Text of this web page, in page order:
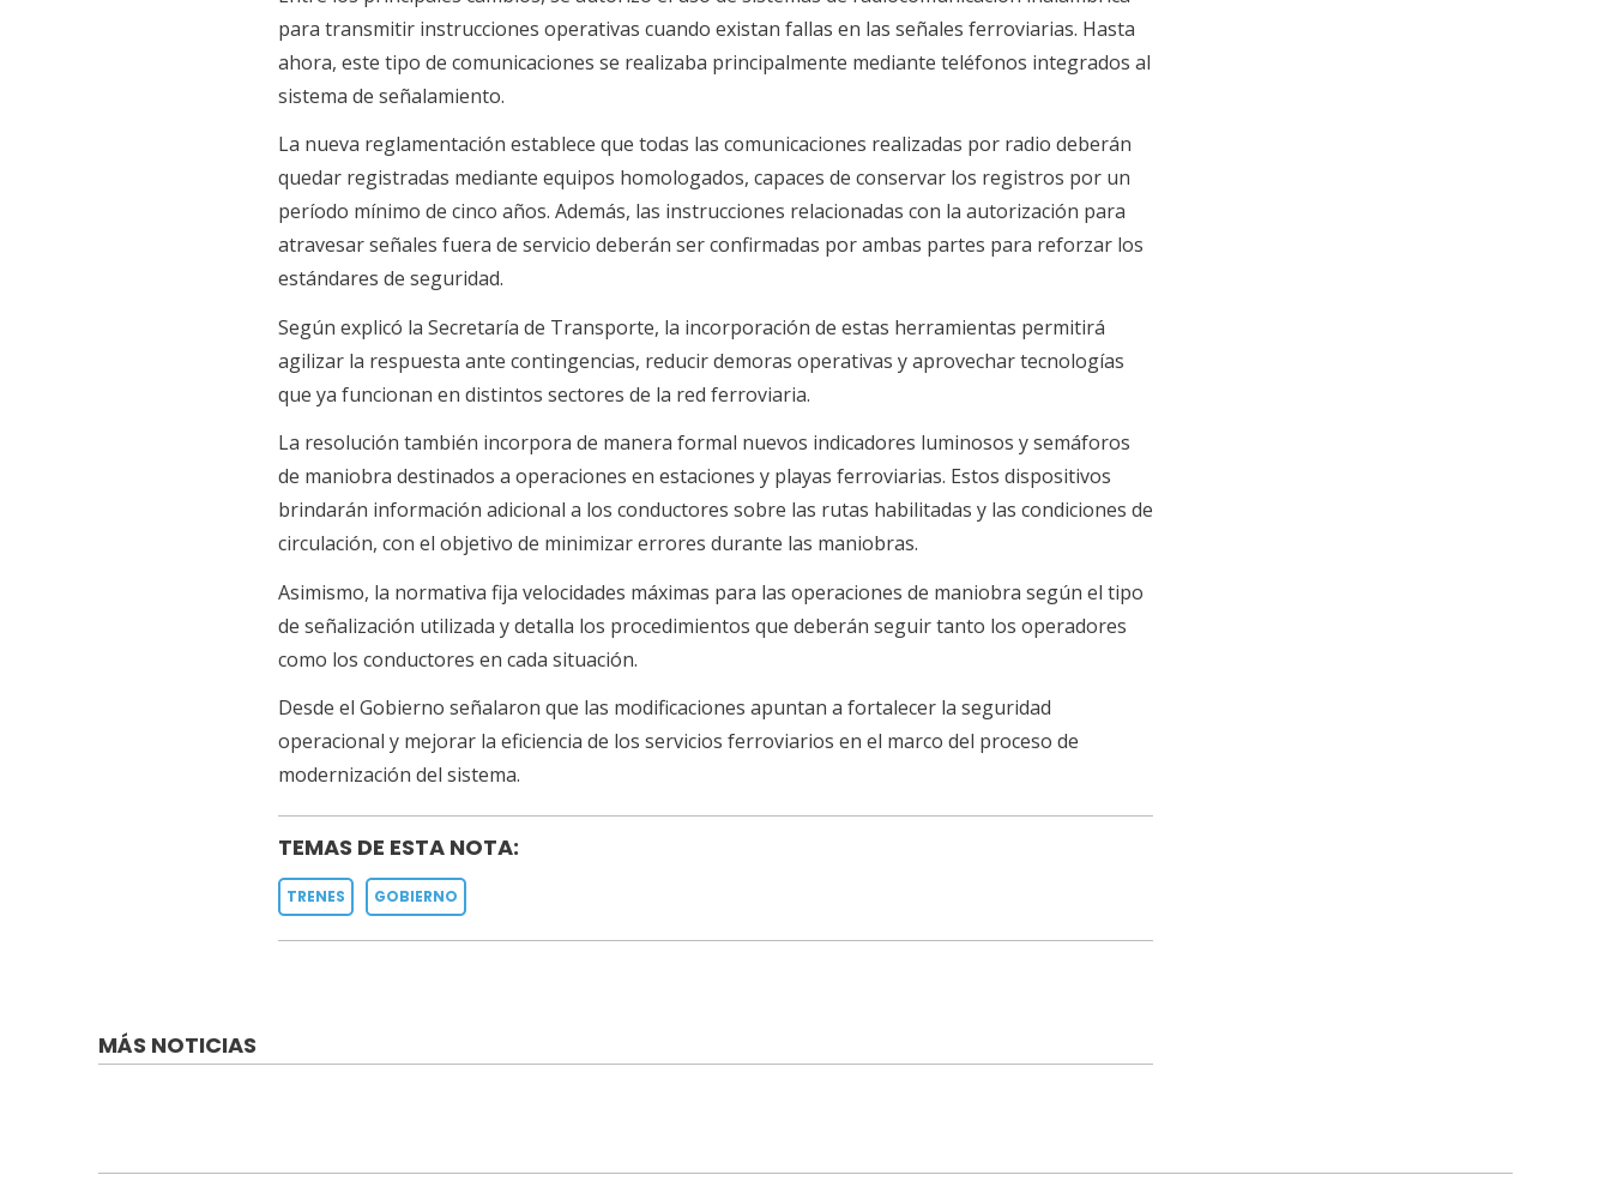
para transmitir instrucciones operativas cuando existan fallas en las señales ferroviarias. Hasta
ahora, este tipo de comunicaciones se realizaba principalmente mediante teléfonos integrados al
sistema de señalamiento.
La nueva reglamentación establece que todas las comunicaciones realizadas por radio deberán
quedar registradas mediante equipos homologados, capaces de conservar los registros por un
período mínimo de cinco años. Además, las instrucciones relacionadas con la autorización para
atravesar señales fuera de servicio deberán ser confirmadas por ambas partes para reforzar los
estándares de seguridad.
Según explicó la Secretaría de Transporte, la incorporación de estas herramientas permitirá
agilizar la respuesta ante contingencias, reducir demoras operativas y aprovechar tecnologías
que ya funcionan en distintos sectores de la red ferroviaria.
La resolución también incorpora de manera formal nuevos indicadores luminosos y semáforos
de maniobra destinados a operaciones en estaciones y playas ferroviarias. Estos dispositivos
brindarán información adicional a los conductores sobre las rutas habilitadas y las condiciones de
circulación, con el objetivo de minimizar errores durante las maniobras.
Asimismo, la normativa fija velocidades máximas para las operaciones de maniobra según el tipo
de señalización utilizada y detalla los procedimientos que deberán seguir tanto los operadores
como los conductores en cada situación.
Desde el Gobierno señalaron que las modificaciones apuntan a fortalecer la seguridad
operacional y mejorar la eficiencia de los servicios ferroviarios en el marco del proceso de
modernización del sistema.
TEMAS DE ESTA NOTA:
TRENES GOBIERNO
MÁS NOTICIAS